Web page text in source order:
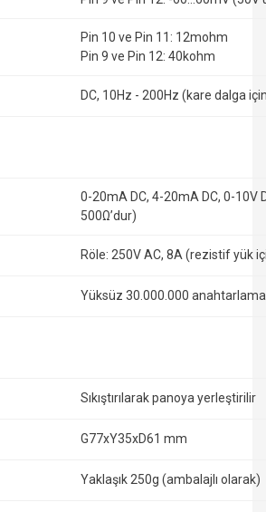
Pin 10 ve Pin 11: 12mohm
Pin 9 ve Pin 12: 40kohm
DC, 10Hz - 200Hz (kare dalga
0-20mA DC, 4-20mA DC, 0-10V
500Ω’dur)
Röle: 250V AC, 8A (rezistif yük
Yüksüz 30.000.000
Sıkıştırılarak panoya yerleştirilir
G77xY35xD61 mm
Yaklaşık 250g (ambalajlı olarak)